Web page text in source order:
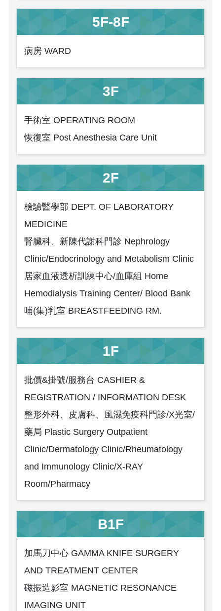
5F-8F
病房 WARD
3F
手術室 OPERATING ROOM
恢復室 Post Anesthesia Care Unit
2F
檢驗醫學部 DEPT. OF LABORATORY
MEDICINE
腎臟科、新陳代謝科門診 Nephrology
Clinic/Endocrinology and Metabolism Clinic
居家血液透析訓練中心/血庫組 Home
Hemodialysis Training Center/ Blood Bank
哺(集)乳室 BREASTFEEDING RM.
1F
批價&掛號/服務台 CASHIER &
REGISTRATION / INFORMATION DESK
整形外科、皮膚科、風濕免疫科門診/X光室/
藥局 Plastic Surgery Outpatient
Clinic/Dermatology Clinic/Rheumatology
and Immunology Clinic/X-RAY
Room/Pharmacy
B1F
加馬刀中心 GAMMA KNIFE SURGERY
AND TREATMENT CENTER
磁振造影室 MAGNETIC RESONANCE
IMAGING UNIT